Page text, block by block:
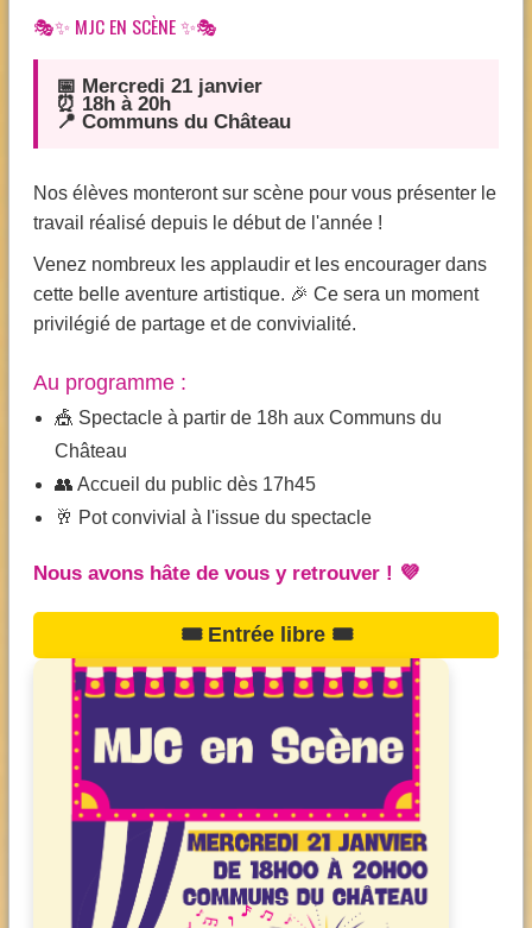
🎭✨ MJC EN SCÈNE ✨🎭
📅 Mercredi 21 janvier
⏰ 18h à 20h
📍 Communs du Château
Nos élèves monteront sur scène pour vous présenter le
travail réalisé depuis le début de l'année !
Venez nombreux les applaudir et les encourager dans
cette belle aventure artistique. 🎉 Ce sera un moment
privilégié de partage et de convivialité.
Au programme :
🎪 Spectacle à partir de 18h aux Communs du
Château
👥 Accueil du public dès 17h45
🥂 Pot convivial à l'issue du spectacle
Nous avons hâte de vous y retrouver ! 💜
🎟️ Entrée libre 🎟️